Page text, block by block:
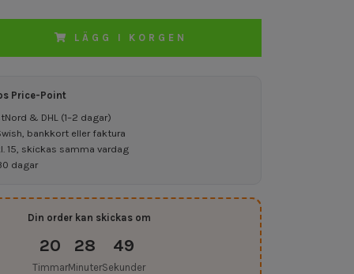
LÄGG I KORGEN
Price-Point
& DHL (1–2 dagar)
bankkort eller faktura
15, skickas samma vardag
dagar
Din order kan skickas om
20
Timmar
28
Minuter
48
Sekunder